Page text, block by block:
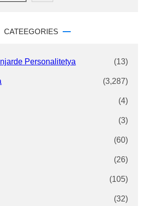
CATEEGORIES
Personalitetya (13)
(3,287)
(4)
(3)
(60)
(26)
(105)
(32)